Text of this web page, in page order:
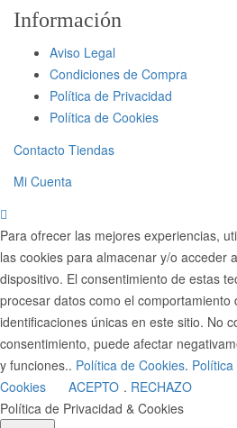
Información
Aviso Legal
Condiciones de Compra
Política de Privacidad
Política de Cookies
Contacto Tiendas
Mi Cuenta
Para ofrecer las mejores experiencias,
las cookies para almacenar y/o acceder
dispositivo. El consentimiento de estas
procesar datos como el comportamiento
identificaciones únicas en este sitio. No
consentimiento, puede afectar
y funciones.. Política de Cookies.
Cookies
ACEPTO . RECHAZO
Política de Privacidad & Cookies